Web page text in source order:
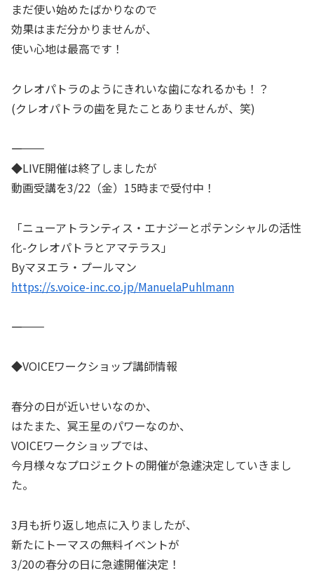
まだ使い始めたばかりなので
効果はまだ分かりませんが、
使い心地は最高です！
クレオパトラのようにきれいな歯になれるかも！？
(クレオパトラの歯を見たことありませんが、笑)
―――――――
◆LIVE開催は終了しましたが
動画受講を3/22（金）15時まで受付中！
「ニューアトランティス・エナジーとポテンシャルの活性
化-クレオパトラとアマテラス」
Byマヌエラ・プールマン
https://s.voice-inc.co.jp/ManuelaPuhlmann
―――――――
◆VOICEワークショップ講師情報
春分の日が近いせいなのか、
はたまた、冥王星のパワーなのか、
VOICEワークショップでは、
今月様々なプロジェクトの開催が急遽決定していきまし
た。
3月も折り返し地点に入りましたが、
新たにトーマスの無料イベントが
3/20の春分の日に急遽開催決定！